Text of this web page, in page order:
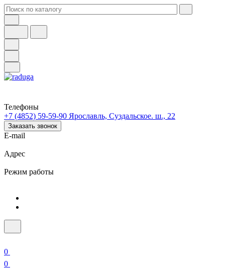
Телефоны
+7 (4852) 59-59-90 Ярославль, Суздальское. ш., 22
Заказать звонок
E-mail
Адрес
Режим работы
0
0